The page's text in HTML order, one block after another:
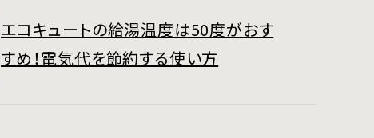
エコキュートの給湯温度は50度がおす
すめ！電気代を節約する使い方